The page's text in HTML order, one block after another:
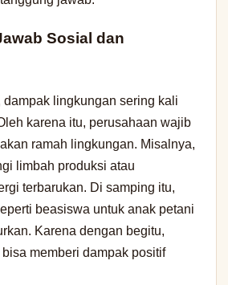
Sosial dan
dampak lingkungan sering kali
karena itu, perusahaan wajib
ramah lingkungan. Misalnya,
limbah produksi atau
terbarukan. Di samping itu,
beasiswa untuk anak petani
Karena dengan begitu,
memberi dampak positif